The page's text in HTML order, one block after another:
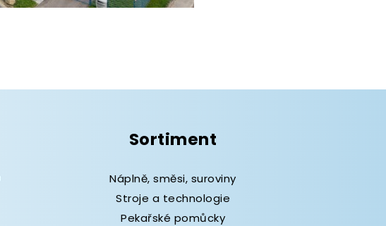
Sortiment
Náplně, směsi, suroviny
Stroje a technologie
Pekařské pomůcky